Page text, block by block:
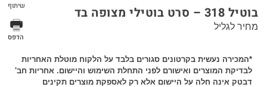
שיתוף בוטיל 318 – סרט בוטילי מצופה בד
הדפס
מחיר לגליל
*המכירה נעשית בקרטונים סגורים בלבד על הלקוח מוטלת האחריות
לבדיקת המוצרים ואישורם לפני התחלת השימוש והיישום. אחריות חב'
דבטק אינה חלה על היישום אלא רק לאספקת מוצרים תקינים